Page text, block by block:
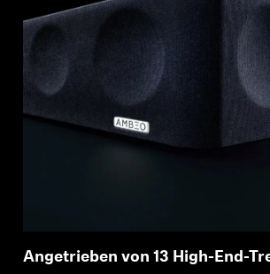
Angetrieben von 13 High-End-